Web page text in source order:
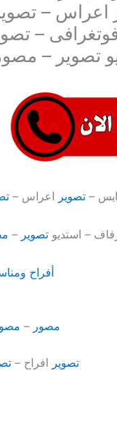
اعراس –
–
تصوير –
– تصوير اعراس –
– استديوتصوير –
أفراح
مصور –
تصوير افراح –